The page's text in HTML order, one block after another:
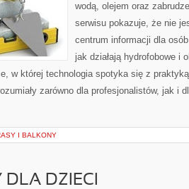
wodą, olejem oraz
serwisu pokazuje, że nie
centrum informacji dla
jak działają hydrofobowe i
w której technologia spotyka się z
zarówno dla profesjonalistów, jak i
I BALKONY
DLA DZIECI